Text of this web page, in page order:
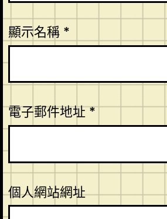
顯示名稱 *
電子郵件地址*
個人網站網址